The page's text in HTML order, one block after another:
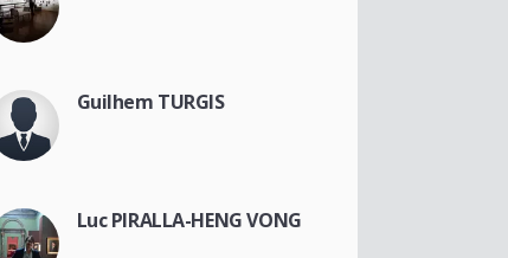
Guilhem TURGIS
Luc PIRALLA-HENG VONG